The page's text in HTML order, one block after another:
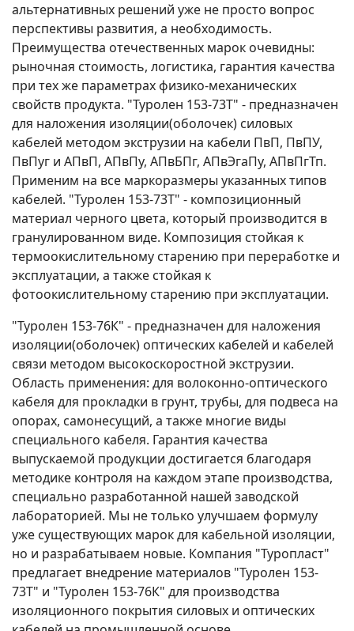
альтернативных решений уже не просто вопрос
перспективы развития, а необходимость.
Преимущества отечественных марок очевидны:
рыночная стоимость, логистика, гарантия качества
при тех же параметрах физико-механических
свойств продукта. "Туролен 153-73Т" - предназначен
для наложения изоляции(оболочек) силовых
кабелей методом экструзии на кабели ПвП, ПвПУ,
ПвПуг и АПвП, АПвПу, АПвБПг, АПвЭгаПу, АПвПгТп.
Применим на все маркоразмеры указанных типов
кабелей. "Туролен 153-73Т" - композиционный
материал черного цвета, который производится в
гранулированном виде. Композиция стойкая к
термоокислительному старению при переработке и
эксплуатации, а также стойкая к
фотоокислительному старению при эксплуатации.
"Туролен 153-76К" - предназначен для наложения
изоляции(оболочек) оптических кабелей и кабелей
связи методом высокоскоростной экструзии.
Область применения: для волоконно-оптического
кабеля для прокладки в грунт, трубы, для подвеса на
опорах, самонесущий, а также многие виды
специального кабеля. Гарантия качества
выпускаемой продукции достигается благодаря
методике контроля на каждом этапе производства,
специально разработанной нашей заводской
лабораторией. Мы не только улучшаем формулу
уже существующих марок для кабельной изоляции,
но и разрабатываем новые. Компания "Туропласт"
предлагает внедрение материалов "Туролен 153-
73Т" и "Туролен 153-76К" для производства
изоляционного покрытия силовых и оптических